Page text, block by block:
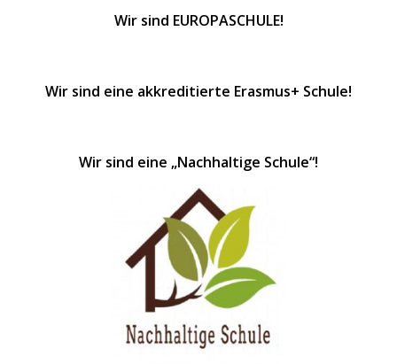
Wir sind EUROPASCHULE!
Wir sind eine akkreditierte Erasmus+ Schule!
Wir sind eine „Nachhaltige Schule“!